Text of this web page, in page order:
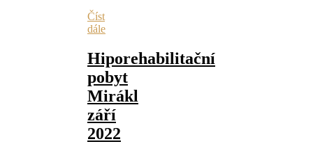
Číst
dále
Hiporehabilitační
pobyt
Mirákl
září
2022